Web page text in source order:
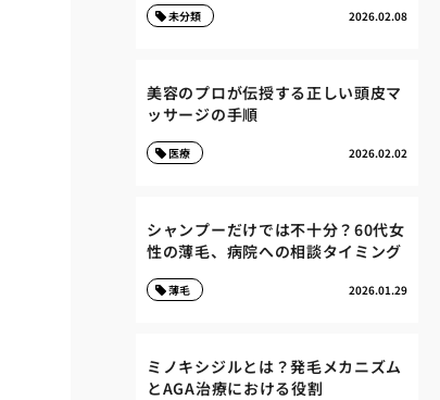
2026.02.08
未分類
美容のプロが伝授する正しい頭皮マ
ッサージの手順
2026.02.02
医療
シャンプーだけでは不十分？60代女
性の薄毛、病院への相談タイミング
2026.01.29
薄毛
ミノキシジルとは？発毛メカニズム
とAGA治療における役割